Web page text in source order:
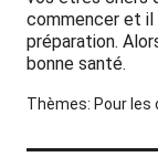
commencer et il
préparation.
bonne santé.
Thèmes: Pour les